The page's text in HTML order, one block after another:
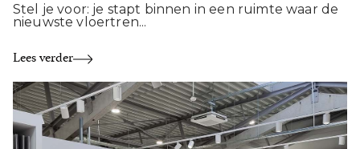
Stel je voor: je stapt binnen in een ruimte waar de
nieuwste vloertren...
Lees verder